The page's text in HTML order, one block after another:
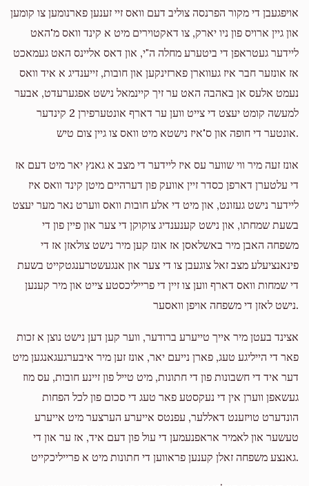
אויפגעבן די מקור הפרנסה צוליב דעם וואס זיי זענען פארנומען צו קומען
און גיין ארויס פון ניו יארק, צו דאקטוירים מיט א קינד וואס מ'האט
ליידער געטראפן די ביטערע מחלה ה"י, און דאס אליינס האט געמאכט
אז אונזער חבר איז געווארן פארזינקען און חובות, זייענדיג א איד וואס
נעמט אלעס אן באהבה האט ער זיך קיינמאל נישט אפגערעדט, אבער
למעשה קומט יעצט די צייט ווען ער דארף אונטערפירן 2 קינדער
אונטער די חופה און ס'איז נישטא מיט וואס צו גיין צום טיש.
אונז זעה מיר ווי שווער עס איז ליידער די מצב א גאנץ יאר מיט דעם אז
די עלטערן דארפן כסדר זיין אוועק פון דערהיים מיטן קינד וואס איז
ליידער נישט געזונט, און מיט די אלע חובות וואס ווערט נאר מער יעצט
בשעת שמחתו, און נישט קענענדיג צוקוקן די צער און פיין פון די
משפחה האבן מיר באשלאסן אז אונז קען מיר נישט צולאזן אז די
פינאנציעלע מצב זאל צוגעבן צו די צער און אנגעשטרענגטקייט בשעת
די שמחות וואס דארף ווען צו זיין די פרייליכסטע צייט און מיר קענען
נישט לאזן די משפחה אויפן וואסער.
אצינד בעטן מיר אייך טייערע ברודער, ווער קען דען נישט נוצן א זכות
פאר די הייליגע טעג, פארן נייעם יאר, אונז זען מיר איבערגעגאנגען מיט
דער איד די חשבונות פון די חתונות, מיט טייל פון זיינע חובות, עס מוז
געשאפן ווערן אין די נעקסטע פאר טעג די סכום פון לכל הפחות
הונדערט טויזענט דאללער, עפנטס אייערע הערצער מיט אייערע
טעשער און לאמיר אראפנעמען די עול פון דעם איד, אז ער און די
גאנצע משפחה זאלן קענען פראווען די חתונות מיט א פרייליכקייט.